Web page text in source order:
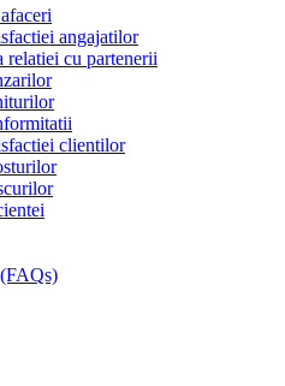
angajatilor
relatiei cu partenerii
clientilor